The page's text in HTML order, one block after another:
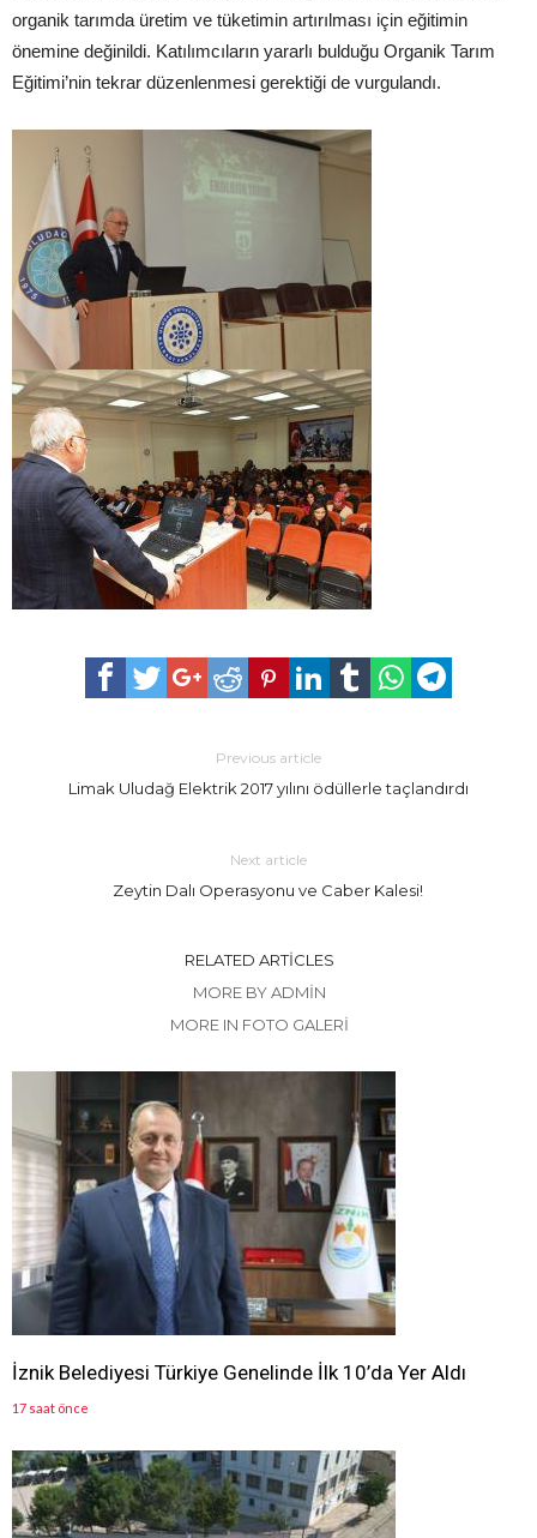
organik tarımda üretim ve tüketimin artırılması için eğitimin
önemine değinildi. Katılımcıların yararlı bulduğu Organik Tarım
Eğitimi’nin tekrar düzenlenmesi gerektiği de vurgulandı.
Previous article
Limak Uludağ Elektrik 2017 yılını ödüllerle taçlandırdı
Next article
Zeytin Dalı Operasyonu ve Caber Kalesi!
RELATED ARTICLES
MORE BY ADMIN
MORE IN FOTO GALERİ
İznik Belediyesi Türkiye Genelinde İlk 10’da Yer Aldı
17 saat önce